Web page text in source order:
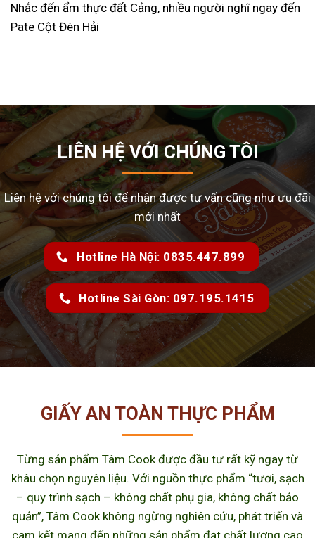
Tết Nguyên Đán là dịp sum vầy, nhưng cũng là thời
LIÊN HỆ VỚI CHÚNG TÔI
Liên hệ với chúng tôi để nhận được tư vấn cũng như ưu đãi
mới nhất
Hotline Hà Nội: 0835.447.899
Hotline Sài Gòn: 097.195.1415
GIẤY AN TOÀN THỰC PHẨM
Từng sản phẩm Tâm Cook được đầu tư rất kỹ ngay từ
khâu chọn nguyên liệu. Với nguồn thực phẩm “tươi, sạch
– quy trình sạch – không chất phụ gia, không chất bảo
quản”, Tâm Cook không ngừng nghiên cứu, phát triển và